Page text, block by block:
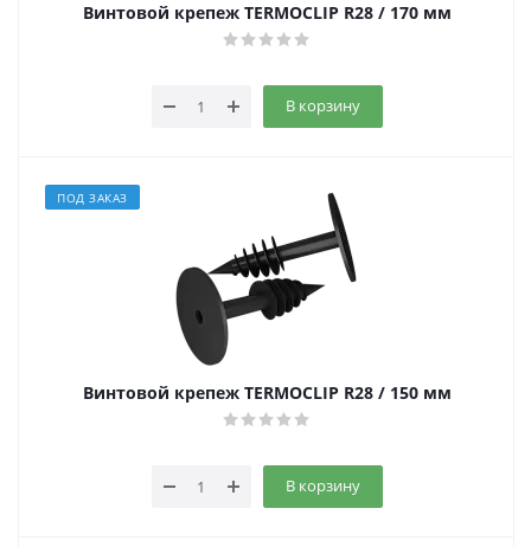
Винтовой крепеж TERMOCLIP R28 / 170 мм
В корзину
ПОД ЗАКАЗ
Винтовой крепеж TERMOCLIP R28 / 150 мм
В корзину